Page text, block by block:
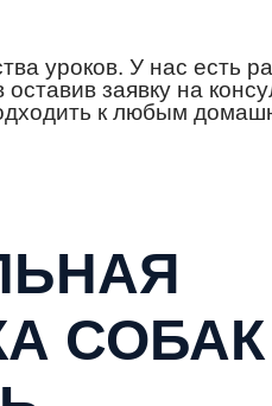
уроков. У нас
заявку на
к любым
СОБАК